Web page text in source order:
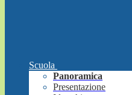
Scuola
Panoramica
Presentazione